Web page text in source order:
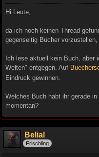
Hi Leute,
da ich noch keinen Thread
gegenseitig Bücher
Ich lese aktuell kein Buch, aber
Welten" entgegen. Auf
Eindruck gewinnen.
Welches Buch habt ihr gerade
momentan?
Belial
Frischling